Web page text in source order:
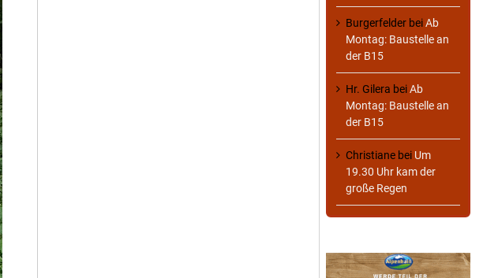
Burgerfelder beiAb
Montag: Baustelle an
der B15
Hr. Gilera beiAb
Montag: Baustelle an
der B15
Christiane bei Um
19.30 Uhr kam der
große Regen